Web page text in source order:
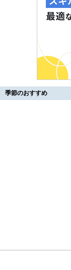
季節のおすすめ